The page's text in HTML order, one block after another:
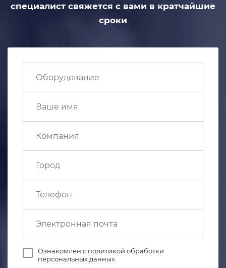
специалист свяжется с вами в кратчайшие
сроки
Ознакомлен с политикой обработки
персональных данных